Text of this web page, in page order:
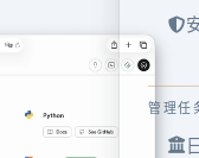
管理任